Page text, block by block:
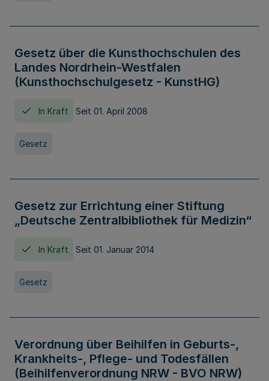
Gesetz über die Kunsthochschulen des
Landes Nordrhein-Westfalen
(Kunsthochschulgesetz - KunstHG)
In Kraft Seit 01. April 2008
Gesetz
Gesetz zur Errichtung einer Stiftung
„Deutsche Zentralbibliothek für Medizin“
In Kraft Seit 01. Januar 2014
Gesetz
Verordnung über Beihilfen in Geburts-,
Krankheits-, Pflege- und Todesfällen
(Beihilfenverordnung NRW - BVO NRW)